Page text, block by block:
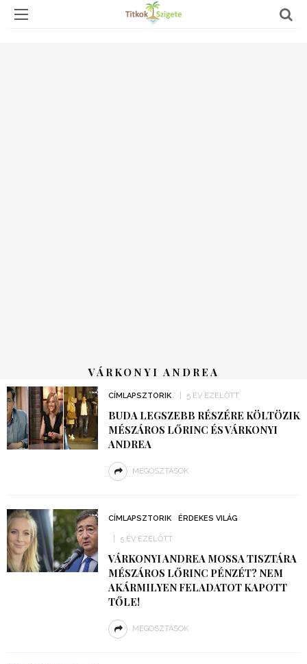
VÁRKONYI ANDREA
CÍMLAPSZTORIK 5 ÉV EZELŐTT
BUDA LEGSZEBB RÉSZÉRE KÖLTÖZIK
MÉSZÁROS LŐRINC ÉS VÁRKONYI
ANDREA
MEGOSZTÁSOK
CÍMLAPSZTORIK ÉRDEKES VILÁG
5 ÉV EZELŐTT
VÁRKONYI ANDREA MOSSA TISZTÁRA
MÉSZÁROS LŐRINC PÉNZÉT? NEM
AKÁRMILYEN FELADATOT KAPOTT
TŐLE!
MEGOSZTÁSOK